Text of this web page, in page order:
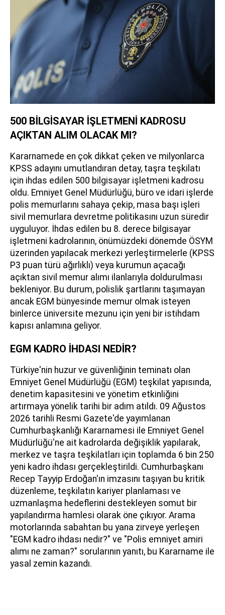
500 BİLGİSAYAR İŞLETMENİ KADROSU
AÇIKTAN ALIM OLACAK MI?
Kararnamede en çok dikkat çeken ve milyonlarca
KPSS adayını umutlandıran detay, taşra teşkilatı
için ihdas edilen 500 bilgisayar işletmeni kadrosu
oldu. Emniyet Genel Müdürlüğü, büro ve idari işlerde
polis memurlarını sahaya çekip, masa başı işleri
sivil memurlara devretme politikasını uzun süredir
uyguluyor. İhdas edilen bu 8. derece bilgisayar
işletmeni kadrolarının, önümüzdeki dönemde ÖSYM
üzerinden yapılacak merkezi yerleştirmelerle (KPSS
P3 puan türü ağırlıklı) veya kurumun açacağı
açıktan sivil memur alımı ilanlarıyla doldurulması
bekleniyor. Bu durum, polislik şartlarını taşımayan
ancak EGM bünyesinde memur olmak isteyen
binlerce üniversite mezunu için yeni bir istihdam
kapısı anlamına geliyor.
EGM KADRO İHDASI NEDİR?
Türkiye'nin huzur ve güvenliğinin teminatı olan
Emniyet Genel Müdürlüğü (EGM) teşkilat yapısında,
denetim kapasitesini ve yönetim etkinliğini
artırmaya yönelik tarihi bir adım atıldı. 09 Ağustos
2026 tarihli Resmi Gazete'de yayımlanan
Cumhurbaşkanlığı Kararnamesi ile Emniyet Genel
Müdürlüğü'ne ait kadrolarda değişiklik yapılarak,
merkez ve taşra teşkilatları için toplamda 6 bin 250
yeni kadro ihdası gerçekleştirildi. Cumhurbaşkanı
Recep Tayyip Erdoğan'ın imzasını taşıyan bu kritik
düzenleme, teşkilatın kariyer planlaması ve
uzmanlaşma hedeflerini destekleyen somut bir
yapılandırma hamlesi olarak öne çıkıyor. Arama
motorlarında sabahtan bu yana zirveye yerleşen
"EGM kadro ihdası nedir?" ve "Polis emniyet amiri
alımı ne zaman?" sorularının yanıtı, bu Kararname ile
yasal zemin kazandı.